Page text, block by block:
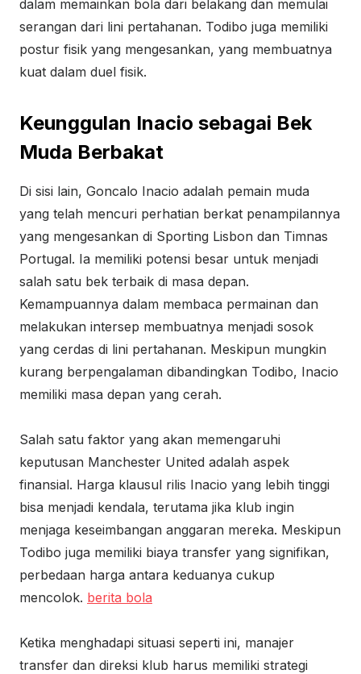
dalam memainkan bola dari belakang dan memulai
serangan dari lini pertahanan. Todibo juga memiliki
postur fisik yang mengesankan, yang membuatnya
kuat dalam duel fisik.
Keunggulan Inacio sebagai Bek
Muda Berbakat
Di sisi lain, Goncalo Inacio adalah pemain muda
yang telah mencuri perhatian berkat penampilannya
yang mengesankan di Sporting Lisbon dan Timnas
Portugal. Ia memiliki potensi besar untuk menjadi
salah satu bek terbaik di masa depan.
Kemampuannya dalam membaca permainan dan
melakukan intersep membuatnya menjadi sosok
yang cerdas di lini pertahanan. Meskipun mungkin
kurang berpengalaman dibandingkan Todibo, Inacio
memiliki masa depan yang cerah.
Salah satu faktor yang akan memengaruhi
keputusan Manchester United adalah aspek
finansial. Harga klausul rilis Inacio yang lebih tinggi
bisa menjadi kendala, terutama jika klub ingin
menjaga keseimbangan anggaran mereka. Meskipun
Todibo juga memiliki biaya transfer yang signifikan,
perbedaan harga antara keduanya cukup
mencolok. berita bola
Ketika menghadapi situasi seperti ini, manajer
transfer dan direksi klub harus memiliki strategi